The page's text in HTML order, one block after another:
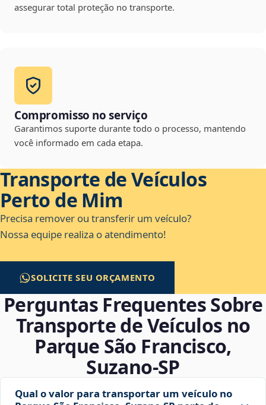
assegurar total proteção no transporte.
Compromisso no serviço
Garantimos suporte durante todo o processo, mantendo
você informado em cada etapa.
Transporte de Veículos
Perto de Mim
Precisa remover ou transferir um veículo?
Nossa equipe realiza o atendimento!
SOLICITE SEU ORÇAMENTO
Perguntas Frequentes Sobre
Transporte de Veículos no
Parque São Francisco,
Suzano‑SP
Qual o valor para transportar um veículo no